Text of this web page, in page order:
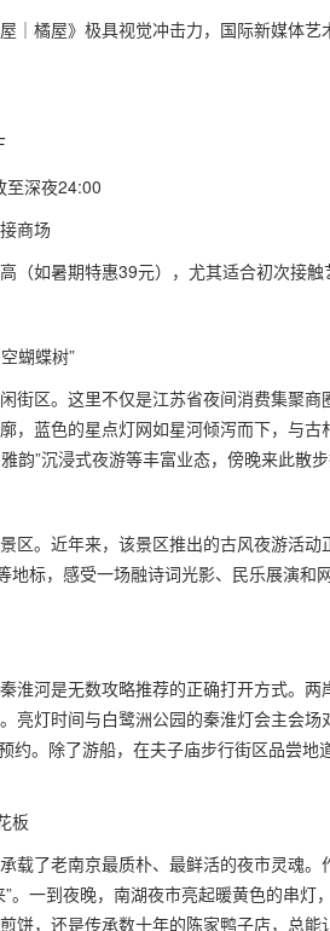
｜橘屋》极具视觉冲击力，国际新媒体
至深夜24:00
商场
（如暑期特惠39元），尤其适合初次接
蝴蝶树”
街区。这里不仅是江苏省夜间消费集聚商
蓝色的星点灯网如星河倾泻而下，与古
韵”沉浸式夜游等丰富业态，傍晚来此散步
区。近年来，该景区推出的古风夜游活
地标，感受一场融诗词光影、民乐展演和
淮河是无数攻略推荐的正确打开方式。
亮灯时间与白鹭洲公园的秦淮灯会主会
约。除了游船，在夫子庙步行街区品尝地
板
载了老南京最质朴、最鲜活的夜市灵魂
。一到夜晚，南湖夜市亮起暖黄色的串灯
饼，还是传承数十年的陈家鸭子店，总